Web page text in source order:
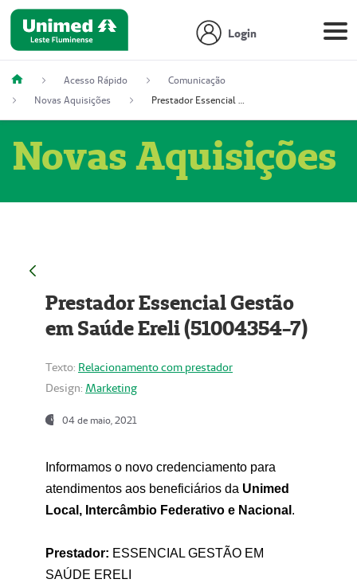
Login
Acesso Rápido
Comunicação
Novas Aquisições
Prestador Essencial Gestão em Saúde Ereli (51004354-7)
Novas Aquisições
Prestador Essencial Gestão
em Saúde Ereli (51004354-7)
Texto: Relacionamento com prestador
Design: Marketing
04 de maio, 2021
Informamos o novo credenciamento para
atendimentos aos beneficiários da Unimed
Local, Intercâmbio Federativo e Nacional .
Prestador: ESSENCIAL GESTÃO EM
SAÚDE ERELI